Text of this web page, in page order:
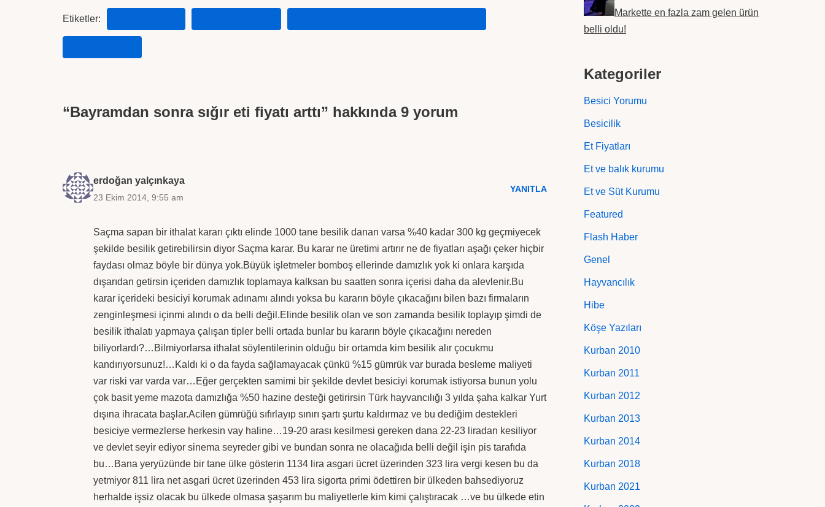
Etiketler:
“Bayramdan sonra sığır eti fiyatı arttı” hakkında 9 yorum
erdoğan yalçınkaya
23 Ekim 2014, 9:55 am
YANITLA
Saçma sapan bir ithalat kararı çıktı elinde 1000 tane besilik danan varsa %40 kadar 300 kg geçmiyecek
şekilde besilik getirebilirsin diyor Saçma karar. Bu karar ne üretimi artırır ne de fiyatları aşağı çeker hiçbir
faydası olmaz böyle bir dünya yok.Büyük işletmeler bomboş ellerinde damızlık yok ki onlara karşıda
dışarıdan getirsin içeriden damızlık toplamaya kalksan bu saatten sonra içerisi daha da alevlenir.Bu
karar içerideki besiciyi korumak adınamı alındı yoksa bu kararın böyle çıkacağını bilen bazı firmaların
zenginleşmesi içinmi alındı o da belli değil.Elinde besilik olan ve son zamanda besilik toplayıp şimdi de
besilik ithalatı yapmaya çalışan tipler belli ortada bunlar bu kararın böyle çıkacağını nereden
biliyorlardı?…Bilmiyorlarsa ithalat söylentilerinin olduğu bir ortamda kim besilik alır çocukmu
kandırıyorsunuz!…Kaldı ki o da fayda sağlamayacak çünkü %15 gümrük var burada besleme maliyeti
var riski var varda var…Eğer gerçekten samimi bir şekilde devlet besiciyi korumak istiyorsa bunun yolu
çok basit yeme mazota damızlığa %50 hazine desteği getirirsin Türk hayvancılığı 3 yılda şaha kalkar Yurt
dışına ihracata başlar.Acilen gümrüğü sıfırlayıp sınırı şartı şurtu kaldırmaz ve bu dediğim destekleri
besiciye vermezlerse herkesin vay haline…19-20 arası kesilmesi gereken dana 22-23 liradan kesiliyor
ve devlet seyir ediyor sinema seyreder gibi ve bundan sonra ne olacağıda belli değil işin pis tarafıda
bu…Bana yeryüzünde bir tane ülke gösterin 1134 lira asgari ücret üzerinden 323 lira vergi kesen bu da
yetmiyor 811 lira net asgari ücret üzerinden 453 lira sigorta primi ödettiren bir ülkeden bahsediyoruz
herhalde işsiz olacak bu ülkede olmasa şaşarım bu maliyetlerle kim kimi çalıştıracak …ve bu ülkede etin
Markette en fazla zam gelen ürün
belli oldu!
Kategoriler
Besici Yorumu
Besicilik
Et Fiyatları
Et ve balık kurumu
Et ve Süt Kurumu
Featured
Flash Haber
Genel
Hayvancılık
Hibe
Köşe Yazıları
Kurban 2010
Kurban 2011
Kurban 2012
Kurban 2013
Kurban 2014
Kurban 2018
Kurban 2021